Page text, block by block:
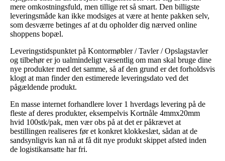
mere omkostningsfuld, men tillige ret så smart. Den billigste
leveringsmåde kan ikke modsiges at være at hente pakken selv,
som desværre betinges af at du opholder dig nærved online
shoppens bopæl.
Leveringstidspunktet på Kontormøbler / Tavler / Opslagstavler
og tilbehør er jo ualmindeligt væsentlig om man skal bruge dine
nye produkter med det samme, så af den grund er det forholdsvis
klogt at man finder den estimerede leveringsdato ved det
pågældende produkt.
En masse internet forhandlere lover 1 hverdags levering på de
fleste af deres produkter, eksempelvis Kortnåle 4mmx20mm
hvid 100stk/pak, men vær obs på at det er påkrævet at
bestillingen realiseres før et konkret klokkeslæt, sådan at de
sandsynligvis kan nå at få dit nye produkt skippet afsted inden
de logistikansatte har fri.